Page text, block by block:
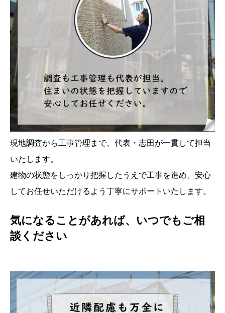
現地調査から工事管理まで、代表・志田が一貫して担当
いたします。
建物の状態をしっかり把握したうえで工事を進め、安心
してお任せいただけるよう丁寧にサポートいたします。
気になることがあれば、いつでもご相
談ください